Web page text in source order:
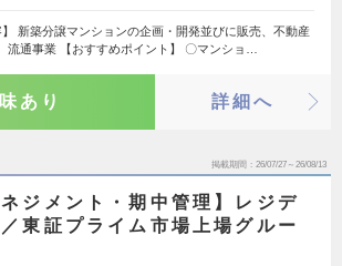
】 新築分譲マンションの企画・開発並びに販売、不動産
流通事業 【おすすめポイント】 〇マンショ…
あり 詳細へ
掲載期間 26/07/27～26/08/13
ネジメント・期中管理】レジデ
東証プライム市場上場グルー